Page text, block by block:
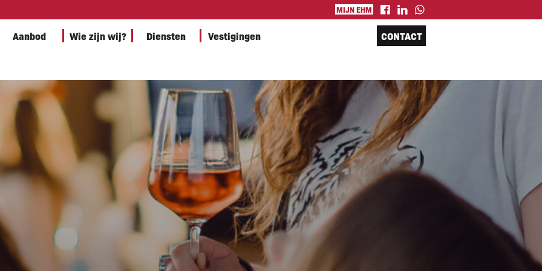
MIJN EHM
Aanbod Wie zijn wij? Diensten Vestigingen CONTACT